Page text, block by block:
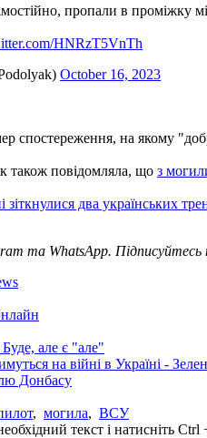
пропали в проміжку
HNRzT5VnTh
October 16, 2023
спостереження, на якому
також повідомляла, що з
два українських
та WhatsApp. Підписуйтесь
але є "але"
на війні в Україні -
Донбасу
, могила, ВСУ
текст і натисніть